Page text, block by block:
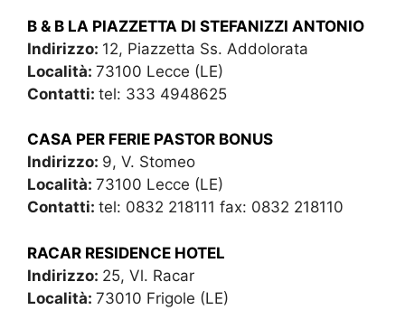
B & B LA PIAZZETTA DI STEFANIZZI ANTONIO
Indirizzo: 12, Piazzetta Ss. Addolorata
Località: 73100 Lecce (LE)
Contatti: tel: 333 4948625
CASA PER FERIE PASTOR BONUS
Indirizzo: 9, V. Stomeo
Località: 73100 Lecce (LE)
Contatti: tel: 0832 218111 fax: 0832 218110
RACAR RESIDENCE HOTEL
Indirizzo: 25, Vl. Racar
Località: 73010 Frigole (LE)